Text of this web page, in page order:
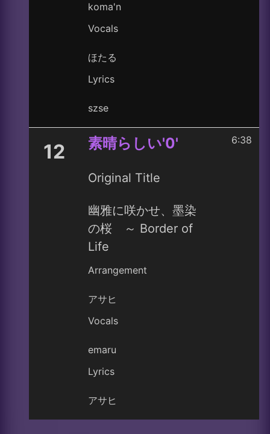
koma'n
Vocals
ほたる
Lyrics
szse
12 素晴らしい'0'
Original Title
幽雅に咲かせ、墨染
の桜 ～ Border of
Life
Arrangement
アサヒ
Vocals
emaru
Lyrics
アサヒ
6:38